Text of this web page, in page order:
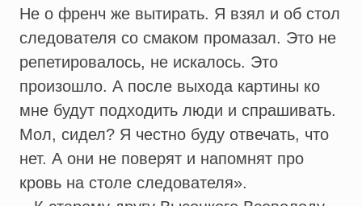
Не о френч же вытирать. Я взял и об стол
следователя со смаком промазал. Это не
репетировалось, не искалось. Это
произошло. А после выхода картины ко
мне будут подходить люди и спрашивать.
Мол, сидел? Я честно буду отвечать, что
нет. А они не поверят и напомнят про
кровь на столе следователя».